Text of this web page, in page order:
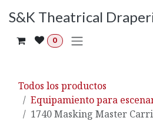
S&K Theatrical
0
Todos los productos
Equipamiento para
1740 Masking Master